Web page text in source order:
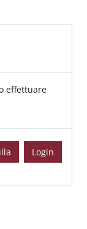
effettuare
Login